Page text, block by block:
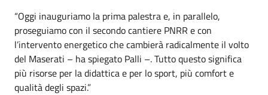
“Oggi inauguriamo la prima palestra e, in parallelo,
proseguiamo con il secondo cantiere PNRR e con
l’intervento energetico che cambierà radicalmente il volto
del Maserati – ha spiegato Palli –. Tutto questo significa
più risorse per la didattica e per lo sport, più comfort e
qualità degli spazi.”